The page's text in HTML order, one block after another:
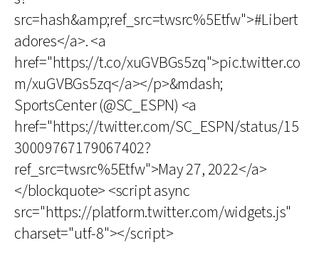
src=hash&amp;ref_src=twsrc%5Etfw">#Libert
adores</a>. <a
href="https://t.co/xuGVBGs5zq">pic.twitter.co
m/xuGVBGs5zq</a></p>&mdash;
SportsCenter (@SC_ESPN) <a
href="https://twitter.com/SC_ESPN/status/15
30009767179067402?
ref_src=twsrc%5Etfw">May 27, 2022</a>
</blockquote> <script async
src="https://platform.twitter.com/widgets.js"
charset="utf-8"></script>